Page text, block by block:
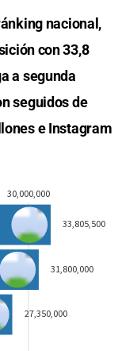
nacional,
con 33,8
a segunda
seguidos de
e Instagram